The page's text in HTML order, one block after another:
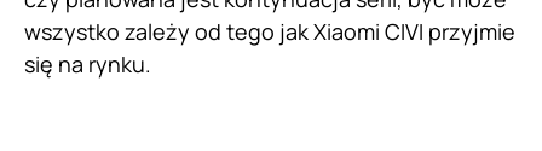
wszystko zależy od tego jak Xiaomi CIVI przyjmie
się na rynku.